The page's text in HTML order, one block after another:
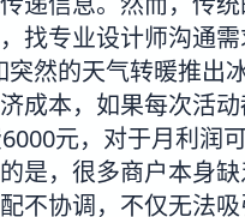
找专业设计师沟通
然的天气转暖推出
成本，如果每次活
元，对于月利润
是，很多商户本身
不协调，不仅无法